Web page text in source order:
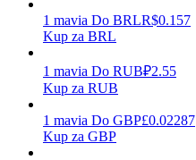
1 mavia Do BRLR$0.157
Kup za BRL
1 mavia Do RUB₽2.55
Kup za RUB
1 mavia Do GBP£0.02287
Kup za GBP